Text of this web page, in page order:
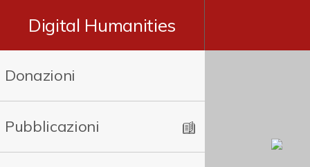
Digital Humanities
Donazioni
Pubblicazioni